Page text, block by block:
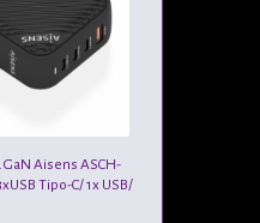
Aisens ASCH-
Tipo-C/ 1x USB/